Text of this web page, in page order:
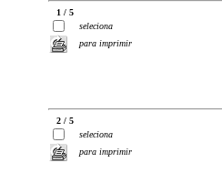
1 / 5
seleciona
para imprimir
2 / 5
seleciona
para imprimir